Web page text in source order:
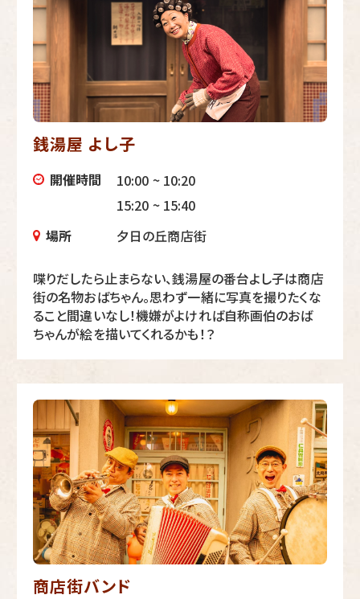
銭湯屋 よし子
開催時間
10:00 ~ 10:20
15:20 ~ 15:40
場所
夕日の丘商店街
喋りだしたら止まらない、銭湯屋の番台よし子は商店
街の名物おばちゃん。思わず一緒に写真を撮りたくな
ること間違いなし！機嫌がよければ自称画伯のおば
ちゃんが絵を描いてくれるかも！？
商店街バンド